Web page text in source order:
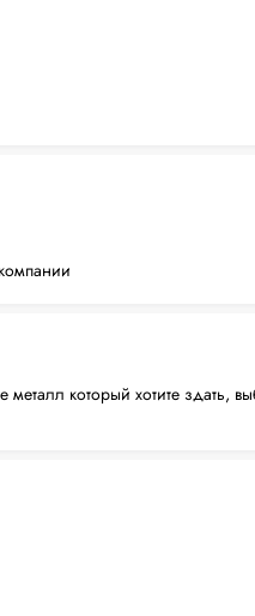
металл который хотите здать,